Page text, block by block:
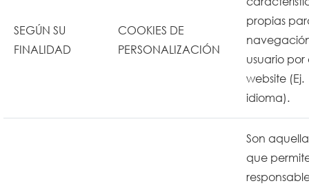
SEGÚN SU
FINALIDAD
COOKIES DE
PERSONALIZACIÓN
propias
usuario por
website (Ej.
idioma).
Son
que